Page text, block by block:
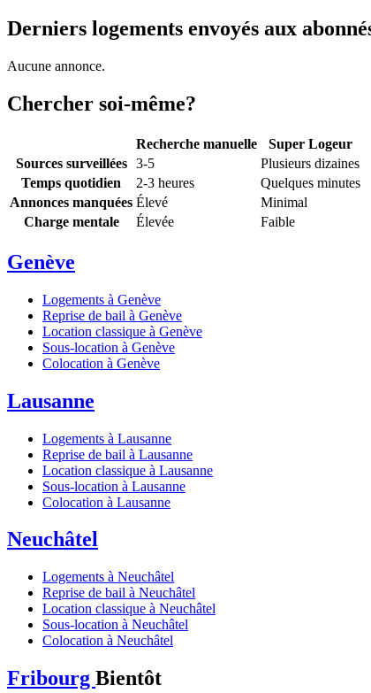
Derniers logements envoyés aux
Aucune annonce.
Chercher soi-même?
Recherche manuelle
Super Logeur
Sources surveillées
3-5
Plusieurs dizaines
Temps quotidien
2-3 heures
Quelques minutes
Annonces manquées Élevé
Minimal
Charge mentale
Élevée Faible
Genève
Logements à Genève
Reprise de bail à Genève
Location classique à Genève
Sous-location à Genève
Colocation à Genève
Lausanne
Logements à Lausanne
Reprise de bail à Lausanne
Location classique à Lausanne
Sous-location à Lausanne
Colocation à Lausanne
Neuchâtel
Logements à Neuchâtel
Reprise de bail à Neuchâtel
Location classique à Neuchâtel
Sous-location à Neuchâtel
Colocation à Neuchâtel
Fribourg Bientôt